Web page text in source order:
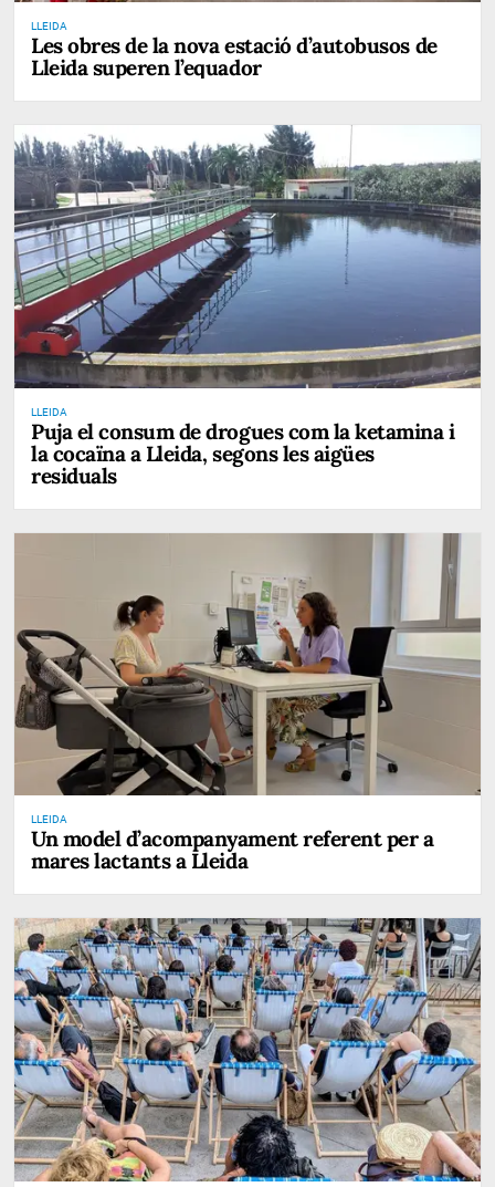
LLEIDA
Les obres de la nova estació d’autobusos de
Lleida superen l’equador
LLEIDA
Puja el consum de drogues com la ketamina i
la cocaïna a Lleida, segons les aigües
residuals
LLEIDA
Un model d’acompanyament referent per a
mares lactants a Lleida